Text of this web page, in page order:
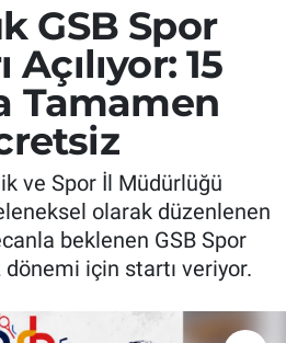
GSB Spor
15
Tamamen
ve Spor İl Müdürlüğü
olarak düzenlenen
beklenen GSB Spor
dönemi için startı veriyor.